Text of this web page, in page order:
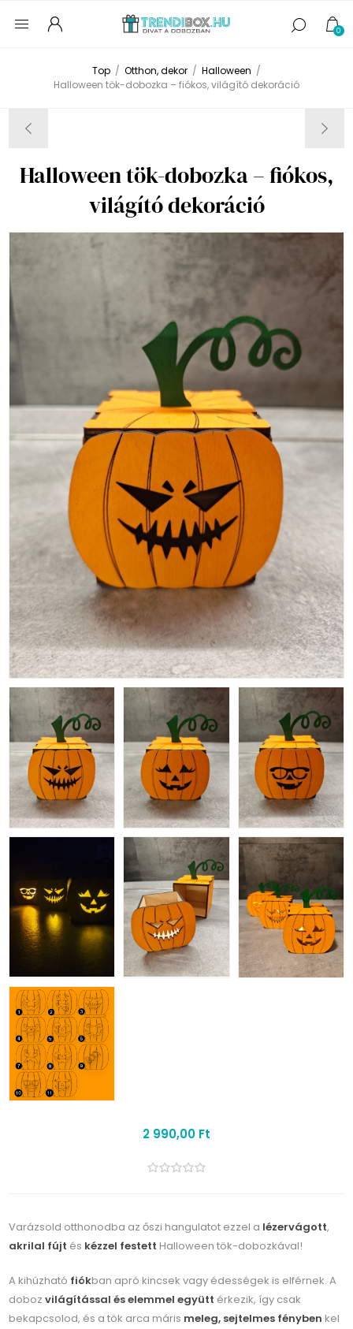
0
Top / Otthon, dekor / Halloween /
Halloween tök-dobozka – fiókos, világító dekoráció
Halloween tök-dobozka – fiókos,
világító dekoráció
2 990,00 Ft
Varázsold otthonodba az őszi hangulatot ezzel a lézervágott,
akrilal fújt és kézzel festett Halloween tök-dobozkával!
A kihúzható fiókban apró kincsek vagy édességek is elférnek. A
dobozvilágítással és elemmel együtt érkezik, így csak
bekapcsolod, és a tök arca máris meleg, sejtelmes fényben kel